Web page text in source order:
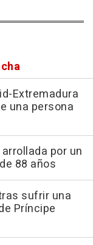
Extremadura
una persona
por un
88 años
sufrir una
Príncipe